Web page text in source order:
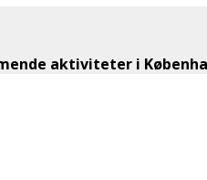
aktiviteter i